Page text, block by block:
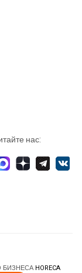
нас:
БИЗНЕСА HORECA